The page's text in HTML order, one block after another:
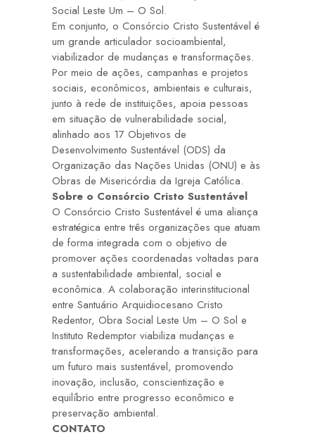
Social Leste Um – O Sol.
Em conjunto, o Consórcio Cristo Sustentável é
um grande articulador socioambiental,
viabilizador de mudanças e transformações.
Por meio de ações, campanhas e projetos
sociais, econômicos, ambientais e culturais,
junto à rede de instituições, apoia pessoas
em situação de vulnerabilidade social,
alinhado aos 17 Objetivos de
Desenvolvimento Sustentável (ODS) da
Organização das Nações Unidas (ONU) e às
Obras de Misericórdia da Igreja Católica.
Sobre o Consórcio Cristo Sustentável
O Consórcio Cristo Sustentável é uma aliança
estratégica entre três organizações que atuam
de forma integrada com o objetivo de
promover ações coordenadas voltadas para
a sustentabilidade ambiental, social e
econômica. A colaboração interinstitucional
entre Santuário Arquidiocesano Cristo
Redentor, Obra Social Leste Um – O Sol e
Instituto Redemptor viabiliza mudanças e
transformações, acelerando a transição para
um futuro mais sustentável, promovendo
inovação, inclusão, conscientização e
equilíbrio entre progresso econômico e
preservação ambiental.
CONTATO